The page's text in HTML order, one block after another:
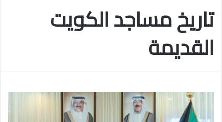
تاريخ مساجد الكويت
القديمة